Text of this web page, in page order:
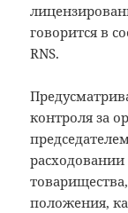
говорится в
RNS.
контроля за
положения,